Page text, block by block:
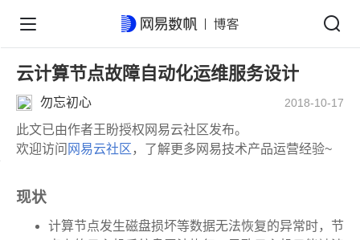
云计算节点故障自动化运维服务设计
勿忘初心 2018-10-17
此文已由作者王盼授权网易云社区发布。
欢迎访问 网易云社区 ，了解更多网易技术产品运营经验~
现状
计算节点发生磁盘损坏等数据无法恢复的异常时，节